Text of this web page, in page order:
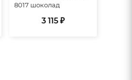
8017 шоколад
3 115 ₽